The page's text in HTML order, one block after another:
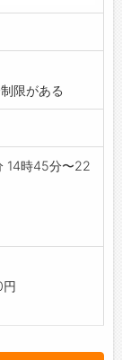
上状態の確認
部・研究技
全含む)、動
限がある
14時45分〜22